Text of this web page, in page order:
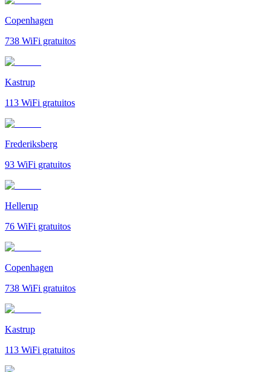
Copenhagen
738 WiFi gratuitos
Kastrup
113 WiFi gratuitos
Frederiksberg
93 WiFi gratuitos
Hellerup
76 WiFi gratuitos
Copenhagen
738 WiFi gratuitos
Kastrup
113 WiFi gratuitos